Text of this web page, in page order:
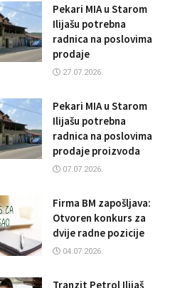
Pekari MIA u Starom
Ilijašu potrebna
radnica na poslovima
prodaje
27.07.2026.
Pekari MIA u Starom
Ilijašu potrebna
radnica na poslovima
prodaje proizvoda
07.07.2026.
Firma BM zapošljava:
Otvoren konkurs za
dvije radne pozicije
04.07.2026.
Tranzit Petrol Ilijaš